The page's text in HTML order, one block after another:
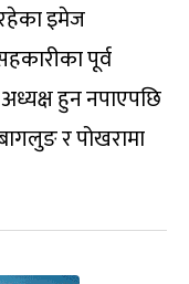
इमेज
पूर्व
हुन नपाएपछि
र पोखरामा